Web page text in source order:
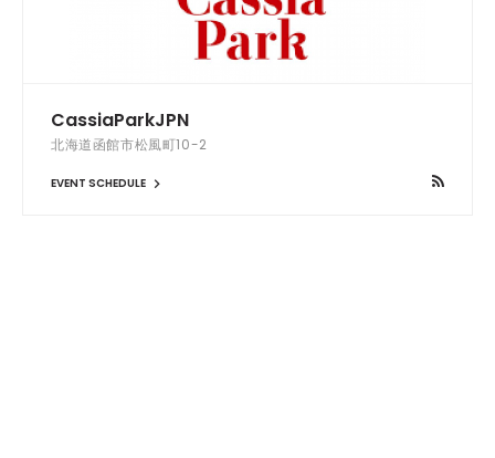
CassiaParkJPN
北海道函館市松風町10-2
EVENT SCHEDULE